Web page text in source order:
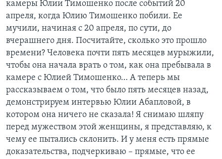
камеры Юлии Тимошенко после событий 20
апреля, когда Юлию Тимошенко побили. Ее
мучили, начиная с 20 апреля, по сути, до
вчерашнего дня. Посчитайте, сколько это прошло
времени? Человека почти пять месяцев мурыжили,
чтобы она начала врать о том, как она пребывала в
камере с Юлией Тимошенко… А теперь мы
рассказываем о том, что было пять месяцев назад,
демонстрируем интервью Юлии Абапловой, в
котором она ничего не сказала! Я снимаю шляпу
перед мужеством этой женщины, я представляю, к
чему ее пытались склонить. И у меня есть прямые
доказательства, подчеркиваю – прямые, что ее